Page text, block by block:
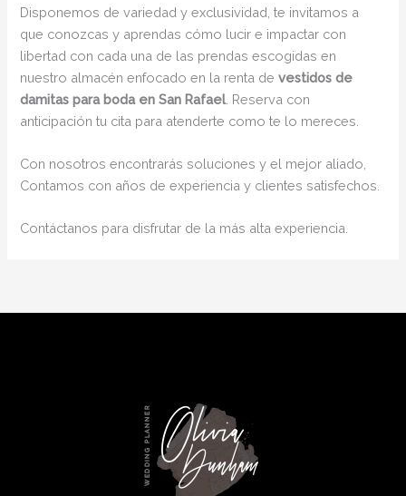
Disponemos de variedad y exclusividad, te invitamos a
que conozcas y aprendas cómo lucir e impactar con
libertad con cada una de las prendas escogidas en
nuestro almacén enfocado en la renta devestidos de
damitas para boda en San Rafael. Reserva con
anticipación tu cita para atenderte como te lo mereces.
Con nosotros encontrarás soluciones y el mejor aliado,
Contamos con años de experiencia y clientes satisfechos.
Contáctanos para disfrutar de la más alta experiencia.